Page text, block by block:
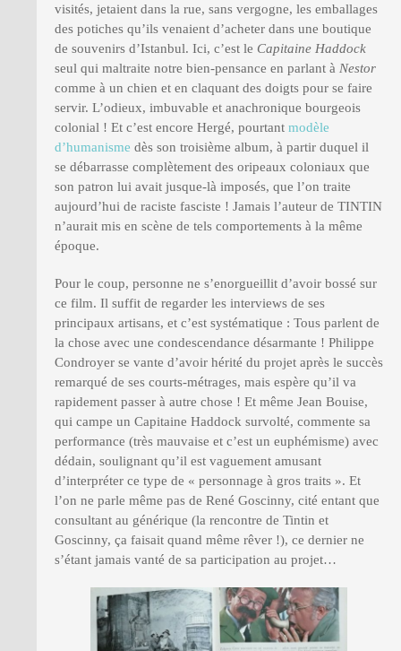
visités, jetaient dans la rue, sans vergogne, les emballages
des potiches qu’ils venaient d’acheter dans une boutique
de souvenirs d’Istanbul. Ici, c’est le Capitaine Haddock
seul qui maltraite notre bien-pensance en parlant à Nestor
comme à un chien et en claquant des doigts pour se faire
servir. L’odieux, imbuvable et anachronique bourgeois
colonial ! Et c’est encore Hergé, pourtant modèle
d’humanisme dès son troisième album, à partir duquel il
se débarrasse complètement des oripeaux coloniaux que
son patron lui avait jusque-là imposés, que l’on traite
aujourd’hui de raciste fasciste ! Jamais l’auteur de TINTIN
n’aurait mis en scène de tels comportements à la même
époque.
Pour le coup, personne ne s’enorgueillit d’avoir bossé sur
ce film. Il suffit de regarder les interviews de ses
principaux artisans, et c’est systématique : Tous parlent de
la chose avec une condescendance désarmante ! Philippe
Condroyer se vante d’avoir hérité du projet après le succès
remarqué de ses courts-métrages, mais espère qu’il va
rapidement passer à autre chose ! Et même Jean Bouise,
qui campe un Capitaine Haddock survolté, commente sa
performance (très mauvaise et c’est un euphémisme) avec
dédain, soulignant qu’il est vaguement amusant
d’interpréter ce type de « personnage à gros traits ». Et
l’on ne parle même pas de René Goscinny, cité entant que
consultant au générique (la rencontre de Tintin et
Goscinny, ça faisait quand même rêver !), ce dernier ne
s’étant jamais vanté de sa participation au projet…